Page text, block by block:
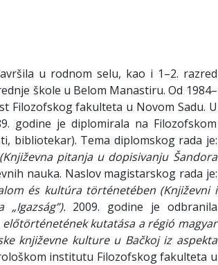
u rodnom selu, kao i 1–2. razred
škole u Belom Manastiru. Od 1984–
Filozofskog fakulteta u Novom Sadu. U
godine je diplomirala na Filozofskom
bibliotekar). Tema diplomskog rada je:
(Književna pitanja u dopisivanju Šandora
nauka. Naslov magistarskog rada je:
és kultúra történetében (Književni i
„Igazság”).2009. godine je odbranila
előtörténetének kutatásaa régió magyar
književne kulture u Bačkoj iz aspekta
institutu Filozofskog fakulteta u